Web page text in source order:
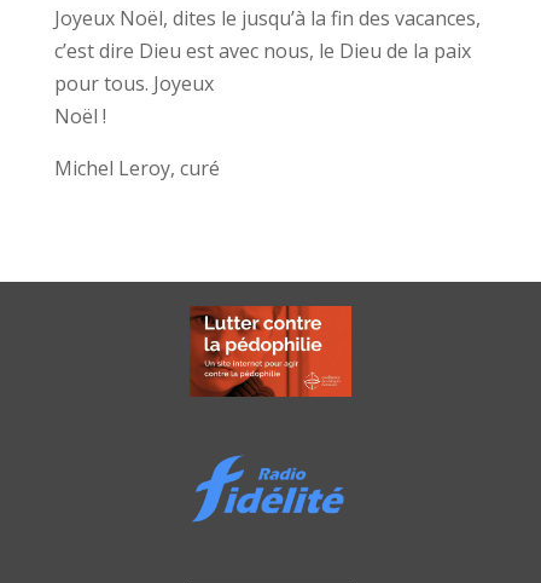
Joyeux Noël, dites le jusqu’à la fin des vacances,
c’est dire Dieu est avec nous, le Dieu de la paix
pour tous. Joyeux
Noël !
Michel Leroy, curé